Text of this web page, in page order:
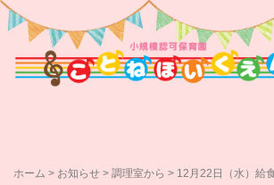
ホーム > お知らせ > 調理室から > 12月22日（水）給